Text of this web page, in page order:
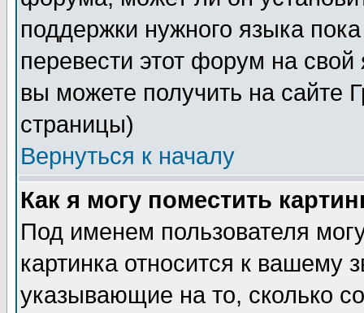
поддержки нужного языка
перевести этот форум на
вы можете получить на сайте
страницы)
Вернуться к началу
Как я могу поместить
Под именем пользователя
картинка относится к вашему
указывающие на то, сколько